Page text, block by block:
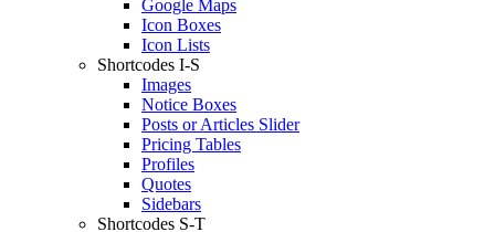
Google Maps
Icon Boxes
Icon Lists
Shortcodes I-S
Images
Notice Boxes
Posts or Articles Slider
Pricing Tables
Profiles
Quotes
Sidebars
Shortcodes S-T